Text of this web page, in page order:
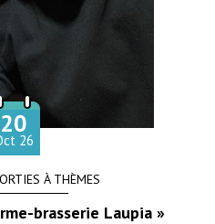
À THÈMES
brasserie Laupia »
20
obre
26